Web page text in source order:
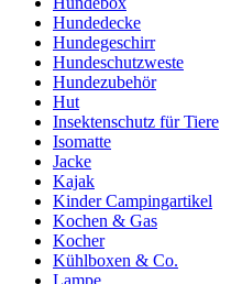
Hundedecke
Hundegeschirr
Hundeschutzweste
Hundezubehör
Hut
Insektenschutz für Tiere
Isomatte
Jacke
Kajak
Kinder Campingartikel
Kochen & Gas
Kocher
Kühlboxen & Co.
Lampe